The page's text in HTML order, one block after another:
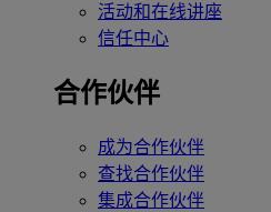
活动和在线讲座
信任中心
合作伙伴
成为合作伙伴
查找合作伙伴
集成合作伙伴